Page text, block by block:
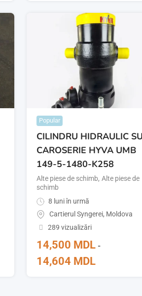
Popular
CILINDRU HIDRAULIC
CAROSERIE HYVA UMB
149-5-1480-K258
Alte piese de schimb, Alte piese de
schimb
8 luni în urmă
Cartierul Syngerei, Moldova
289 vizualizări
14,500 MDL -
14,604 MDL